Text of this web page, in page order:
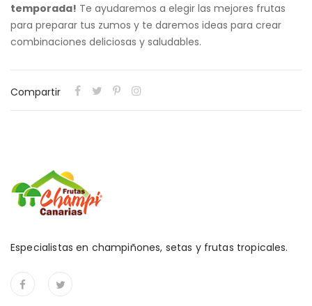
temporada! Te ayudaremos a elegir las mejores frutas
para preparar tus zumos y te daremos ideas para crear
combinaciones deliciosas y saludables.
Compartir
Especialistas en champiñones, setas y frutas tropicales.